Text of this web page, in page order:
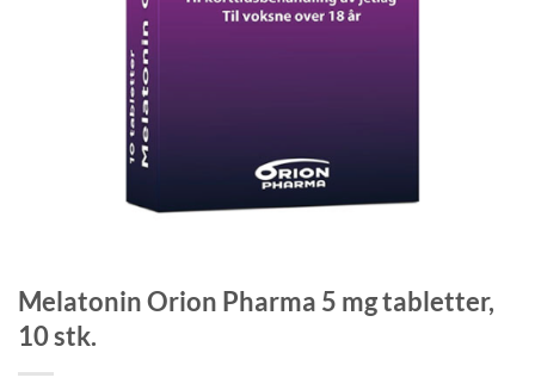
Melatonin Orion Pharma 5 mg tabletter,
10 stk.